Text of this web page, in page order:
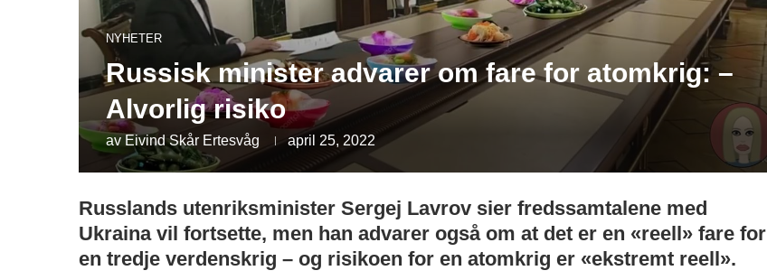
NYHETER
Russisk minister advarer om fare for atomkrig: –
Alvorlig risiko
av Eivind Skår Ertesvåg april 25, 2022
Russlands utenriksminister Sergej Lavrov sier fredssamtalene med
Ukraina vil fortsette, men han advarer også om at det er en «reell» fare for
en tredje verdenskrig – og risikoen for en atomkrig er «ekstremt reell».